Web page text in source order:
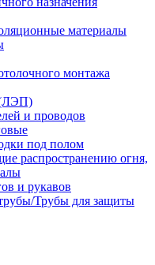
материалы
монтажа
(ЛЭП)
и проводов
под полом
распространению огня,
и рукавов
Трубы для защиты